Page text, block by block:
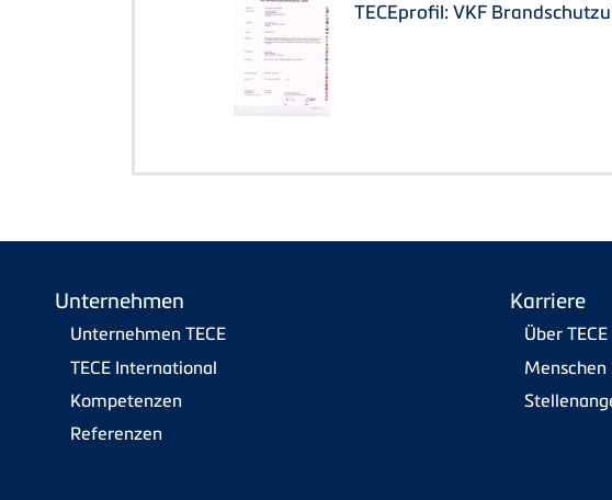
TECEprofil: VKF
Unternehmen
Unternehmen TECE
TECE International
Kompetenzen
Referenzen
Karriere
Über TECE
Menschen